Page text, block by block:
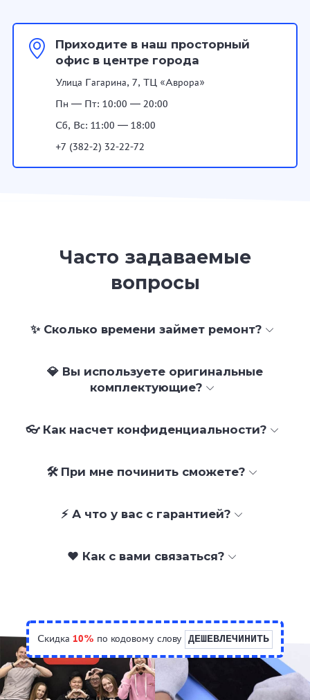
Приходите в наш просторный
офис в центре города
Улица Гагарина, 7, ТЦ «Аврора»
Пн — Пт: 10:00 — 20:00
Сб, Вс: 11:00 — 18:00
+7 (382-2) 32-22-72
Часто задаваемые
вопросы
✨ Сколько времени займет ремонт?
💎 Вы используете оригинальные
комплектующие?
👓 Как насчет конфиденциальности?
🛠 При мне починить сможете?
⚡ А что у вас с гарантией?
❤️ Как с вами связаться?
Скидка 10% по кодовому слову ДЕШЕВЛЕЧИНИТЬ